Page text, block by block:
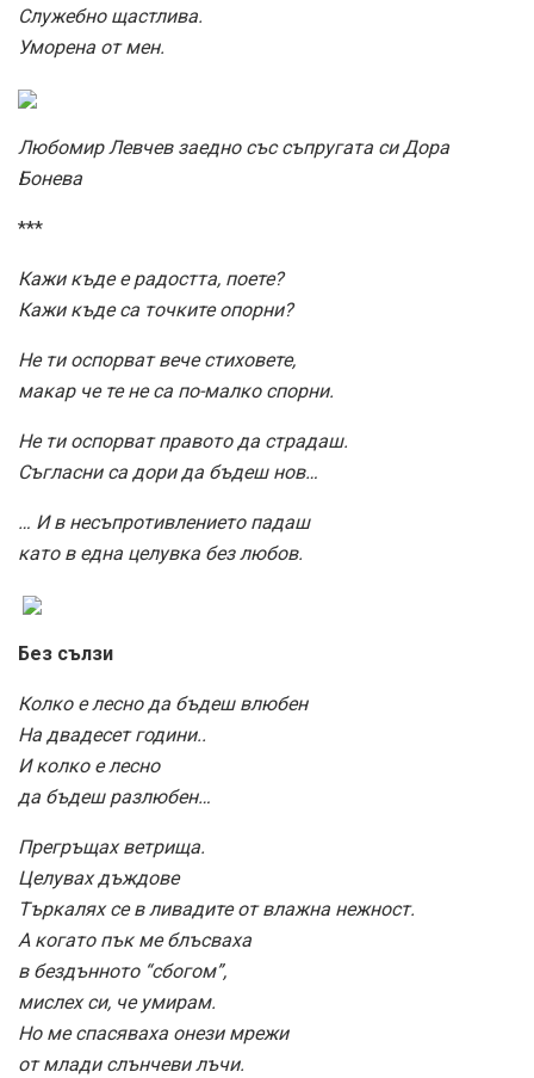
Служебно щастлива.
Уморена от мен.
Любомир Левчев заедно със съпругата си Дора
Бонева
***
Кажи къде е радостта, поете?
Кажи къде са точките опорни?
Не ти оспорват вече стиховете,
макар че те не са по-малко спорни.
Не ти оспорват правото да страдаш.
Съгласни са дори да бъдеш нов…
… И в несъпротивлението падаш
като в една целувка без любов.
Без сълзи
Колко е лесно да бъдеш влюбен
На двадесет години..
И колко е лесно
да бъдеш разлюбен…
Прегръщах ветрища.
Целувах дъждове
Търкалях се в ливадите от влажна нежност.
А когато пък ме блъсваха
в бездънното “сбогом”,
мислех си, че умирам.
Но ме спасяваха онези мрежи
от млади слънчеви лъчи.